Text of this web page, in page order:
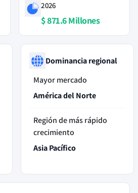
2026
$ 871.6 Millones
Dominancia regional
Mayor mercado
América del Norte
Región de más rápido
crecimiento
Asia Pacífico